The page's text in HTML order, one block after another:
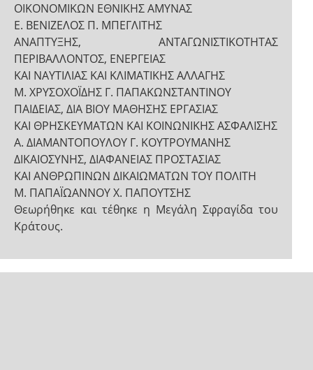
ΟΙΚΟΝΟΜΙΚΩΝ ΕΘΝΙΚΗΣ ΑΜΥΝΑΣ
Ε. ΒΕΝΙΖΕΛΟΣ Π. ΜΠΕΓΛΙΤΗΣ
ΑΝΑΠΤΥΞΗΣ, ΑΝΤΑΓΩΝΙΣΤΙΚΟΤΗΤΑΣ
ΠΕΡΙΒΑΛΛΟΝΤΟΣ, ΕΝΕΡΓΕΙΑΣ
ΚΑΙ ΝΑΥΤΙΛΙΑΣ ΚΑΙ ΚΛΙΜΑΤΙΚΗΣ ΑΛΛΑΓΗΣ
Μ. ΧΡΥΣΟΧΟΪΔΗΣ Γ. ΠΑΠΑΚΩΝΣΤΑΝΤΙΝΟΥ
ΠΑΙΔΕΙΑΣ, ΔΙΑ ΒΙΟΥ ΜΑΘΗΣΗΣ ΕΡΓΑΣΙΑΣ
ΚΑΙ ΘΡΗΣΚΕΥΜΑΤΩΝ ΚΑΙ ΚΟΙΝΩΝΙΚΗΣ ΑΣΦΑΛΙΣΗΣ
Α. ΔΙΑΜΑΝΤΟΠΟΥΛΟΥ Γ. ΚΟΥΤΡΟΥΜΑΝΗΣ
ΔΙΚΑΙΟΣΥΝΗΣ, ΔΙΑΦΑΝΕΙΑΣ ΠΡΟΣΤΑΣΙΑΣ
ΚΑΙ ΑΝΘΡΩΠΙΝΩΝ ΔΙΚΑΙΩΜΑΤΩΝ ΤΟΥ ΠΟΛΙΤΗ
Μ. ΠΑΠΑΪΩΑΝΝΟΥ Χ. ΠΑΠΟΥΤΣΗΣ
Θεωρήθηκε και τέθηκε η Μεγάλη Σφραγίδα του
Κράτους.